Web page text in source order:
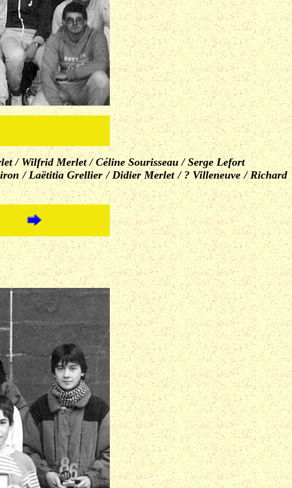
/ Wilfrid Merlet / Céline Sourisseau / Serge Lefort
/ Laëtitia Grellier / Didier Merlet / ? Villeneuve / Richard